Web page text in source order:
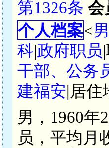
第1326条 会
个人档案<男
科|政府职员
干部、公务
建福安|居住
男，1960年
员，平均月